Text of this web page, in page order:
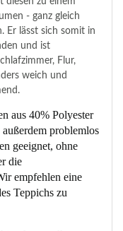
- ganz gleich
Er lässt sich somit in
und ist
Flur,
weich und
aus 40% Polyester
problemlos
geeignet, ohne
die
empfehlen eine
Teppichs zu